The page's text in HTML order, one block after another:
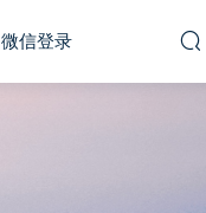
微信登录